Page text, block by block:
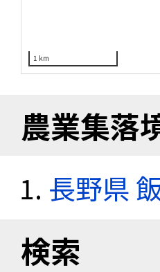
1 km
農業集落
長野県
検索